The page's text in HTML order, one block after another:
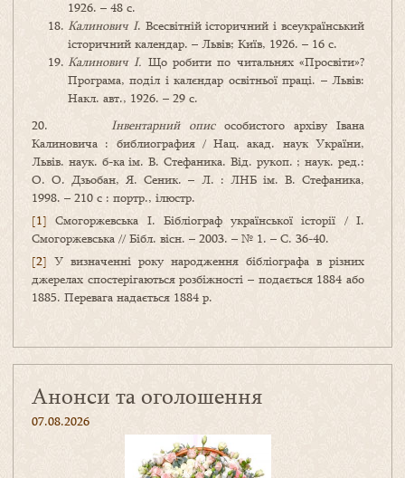
1926. – 48 с.
Калинович I. Всесвітній історичний і всеукраїн­ський
історичний календар. – Львів; Київ, 1926. – 16 с.
Калинович I. Що робити по читальнях «Просвіти»?
Програма, поділ і калєндар освітньої праці. – Львів:
Накл. авт., 1926. – 29 с.
20. Інвентарний описособистого архіву Івана
Калиновича : библиография / Нац. акад. наук України,
Львів. наук. б-ка ім. В. Стефаника. Вiд. рукоп. ; наук. ред.:
О. О. Дзьобан, Я. Сеник. – Л. : ЛНБ ім. В. Стефаника,
1998. – 210 c : портр., ілюстр.
[1] Смогоржевська І. Бібліограф української історії / І.
Смогоржевська // Бібл. вісн. – 2003. – № 1. – С. 36-40.
[2] У визначенні року народження бібліографа в різних
джерелах спостерігаються розбіжності – подається 1884 або
1885. Перевага надається 1884 р.
Анонси та оголошення
07.08.2026